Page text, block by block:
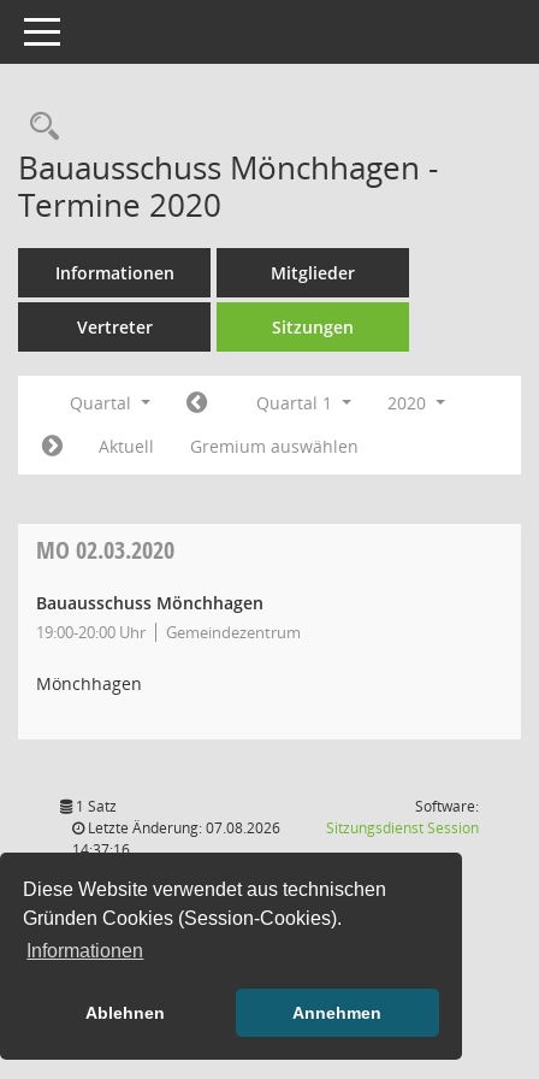
Diese Website verwendet aus technischen
Gründen Cookies (Session-Cookies).
Informationen
Ablehnen Annehmen
Toggle navigation
Rechercheauswahl
Bauausschuss Mönchhagen -
Termine 2020
Informationen Mitglieder
Vertreter Sitzungen
Quartal Quartal 1
2020
Aktuell
Gremium auswählen
MO 02.03.2020
Bauausschuss Mönchhagen
19:00-20:00 Uhr Gemeindezentrum
Mönchhagen
1 Satz
Letzte Änderung: 07.08.2026
14:37:16
Software:
SitzungsdienstSession(Wird in